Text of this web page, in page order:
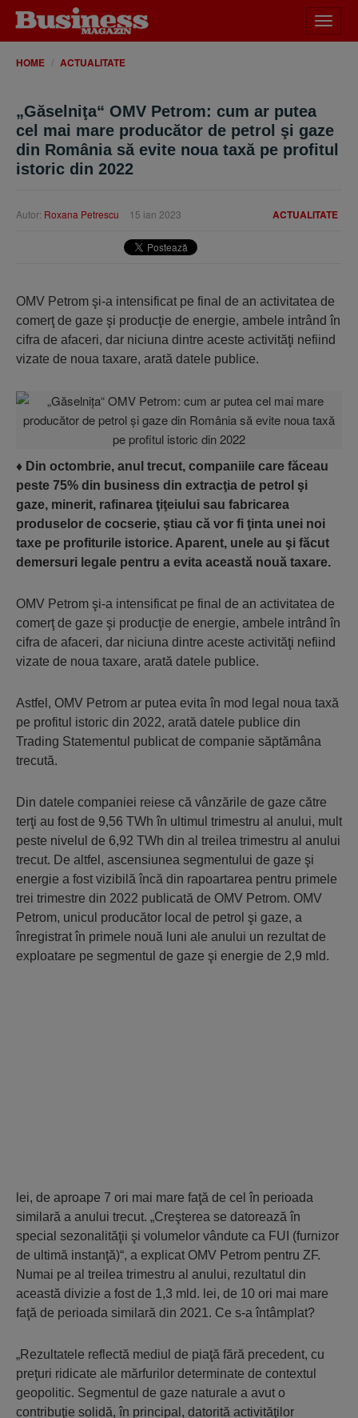
meniu
HOME ACTUALITATE
„Găselniţa“ OMV Petrom: cum ar putea
cel mai mare producător de petrol şi gaze
din România să evite noua taxă pe profitul
istoric din 2022
ACTUALITATE
Autor: Roxana Petrescu 15 ian 2023
OMV Petrom şi-a intensificat pe final de an activitatea de
comerţ de gaze şi producţie de energie, ambele intrând în
cifra de afaceri, dar niciuna dintre aceste activităţi nefiind
vizate de noua taxare, arată datele publice.
♦ Din octombrie, anul trecut, companiile care făceau
peste 75% din business din extracţia de petrol şi
gaze, minerit, rafinarea ţiţeiului sau fabricarea
produselor de cocserie, ştiau că vor fi ţinta unei noi
taxe pe profiturile istorice. Aparent, unele au şi făcut
demersuri legale pentru a evita această nouă taxare.
OMV Petrom şi-a intensificat pe final de an activitatea de
comerţ de gaze şi producţie de energie, ambele intrând în
cifra de afaceri, dar niciuna dintre aceste activităţi nefiind
vizate de noua taxare, arată datele publice.
Astfel, OMV Petrom ar putea evita în mod legal noua taxă
pe profitul istoric din 2022, arată datele publice din
Trading Statementul publicat de companie săptă­mâna
trecută.
Din datele companiei reiese că vân­ză­rile de gaze către
terţi au fost de 9,56 TWh în ultimul trimestru al anului, mult
peste nivelul de 6,92 TWh din al treilea trimestru al anului
trecut. De altfel, ascensiunea segmentului de gaze şi
energie a fost vizibilă încă din rapoartarea pentru primele
trei trimestre din 2022 publicată de OMV Petrom. OMV
Petrom, unicul producător local de petrol şi gaze, a
înregistrat în primele nouă luni ale anului un rezultat de
exploatare pe segmentul de gaze şi energie de 2,9 mld.
lei, de aproape 7 ori mai mare faţă de cel în perioada
similară a anului trecut. „Creşterea se datorează în
special sezonalităţii şi volumelor vândute ca FUI (furnizor
de ultimă instanţă)“, a explicat OMV Petrom pentru ZF.
Numai pe al treilea trimestru al anului, rezultatul din
această divizie a fost de 1,3 mld. lei, de 10 ori mai mare
faţă de perioada similară din 2021. Ce s-a întâmplat?
„Rezultatele reflectă mediul de piaţă fără precedent, cu
preţuri ridicate ale măr­fu­rilor determinate de contextul
geopolitic. Segmentul de gaze naturale a avut o
contribuţie solidă, în principal, datorită acti­vităţilor